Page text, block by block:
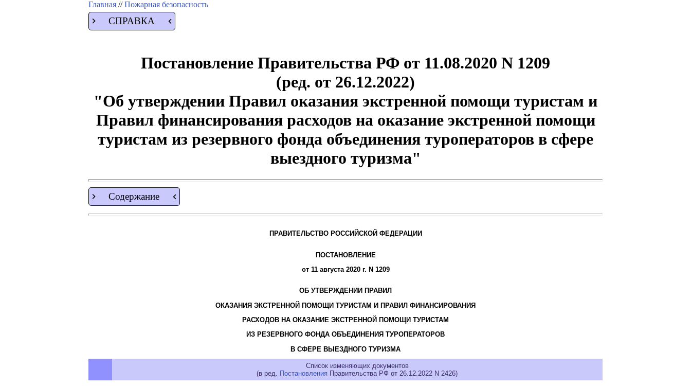
Главная //Пожарная безопасность
СПРАВКА
Постановление Правительства РФ от 11.08.2020 N 1209
(ред. от 26.12.2022)
"Об утверждении Правил оказания экстренной помощи туристам и
Правил финансирования расходов на оказание экстренной помощи
туристам из резервного фонда объединения туроператоров в сфере
выездного туризма"
Содержание
ПРАВИТЕЛЬСТВО РОССИЙСКОЙ ФЕДЕРАЦИИ
ПОСТАНОВЛЕНИЕ
от 11 августа 2020 г. N 1209
ОБ УТВЕРЖДЕНИИ ПРАВИЛ
ОКАЗАНИЯ ЭКСТРЕННОЙ ПОМОЩИ ТУРИСТАМ И ПРАВИЛ ФИНАНСИРОВАНИЯ
РАСХОДОВ НА ОКАЗАНИЕ ЭКСТРЕННОЙ ПОМОЩИ ТУРИСТАМ
ИЗ РЕЗЕРВНОГО ФОНДА ОБЪЕДИНЕНИЯ ТУРОПЕРАТОРОВ
В СФЕРЕ ВЫЕЗДНОГО ТУРИЗМА
Список изменяющих документов
(в ред. Постановления Правительства РФ от 26.12.2022 N 2426)